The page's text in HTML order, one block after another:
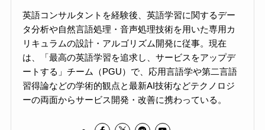
英語コンサルタントを経験後、英語学習に関するデー
タ分析や自然言語処理・音声処理技術を用いた専用カ
リキュラムの設計・アルゴリズム開発に従事。現在
は、「最高の英語学習を追求し、サービスをアップデ
ートする」チーム（PGU）で、応用言語学や第二言語
習得論などの学術的観点と最新AI技術などテクノロジ
ーの両面からサービス開発・改善に携わっている。